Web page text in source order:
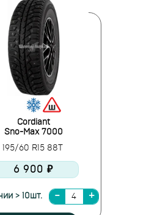
Cordiant
Sno-Max 7000
195/60 R15 88T
6 900 ₽
> 10шт.